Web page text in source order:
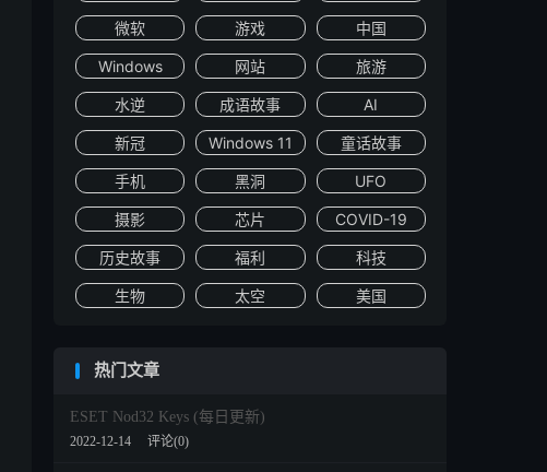
微软 游戏 中国
Windows 网站 旅游
水逆 成语故事 AI
新冠 Windows 11 童话故事
手机 黑洞 UFO
摄影 芯片 COVID-19
历史故事 福利 科技
生物 太空 美国
热门文章
ESET Nod32 Keys (每日更新)
2022-12-14 评论(0)